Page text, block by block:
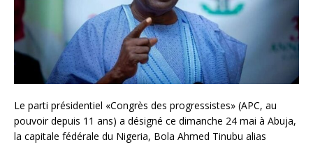
Le parti présidentiel «Congrès des progressistes» (APC, au
pouvoir depuis 11 ans) a désigné ce dimanche 24 mai à Abuja,
la capitale fédérale du Nigeria, Bola Ahmed Tinubu alias